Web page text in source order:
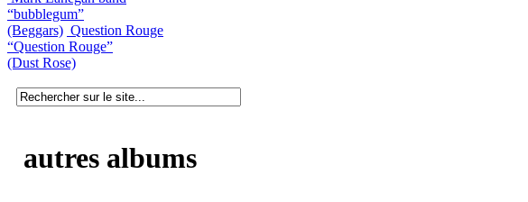
“bubblegum”
(Beggars) Question Rouge
“Question Rouge”
(Dust Rose)
autres albums